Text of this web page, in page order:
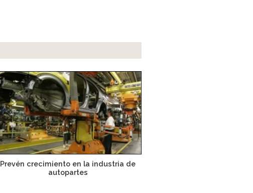
Prevén crecimiento en la industria de
autopartes